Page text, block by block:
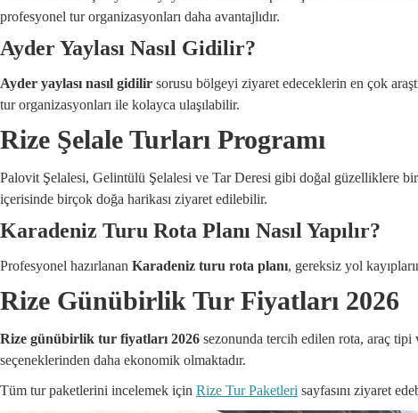
profesyonel tur organizasyonları daha avantajlıdır.
Ayder Yaylası Nasıl Gidilir?
Ayder yaylası nasıl gidilir sorusu bölgeyi ziyaret edeceklerin en çok
tur organizasyonları ile kolayca ulaşılabilir.
Rize Şelale Turları Programı
Palovit Şelalesi, Gelintülü Şelalesi ve Tar Deresi gibi doğal güzelliklere
içerisinde birçok doğa harikası ziyaret edilebilir.
Karadeniz Turu Rota Planı Nasıl Yapılır?
Profesyonel hazırlanan Karadeniz turu rota planı, gereksiz yol
Rize Günübirlik Tur Fiyatları 2026
Rize günübirlik tur fiyatları 2026 sezonunda tercih edilen rota, araç
seçeneklerinden daha ekonomik olmaktadır.
Tüm tur paketlerini incelemek için Rize Tur Paketleri sayfasını ziyaret